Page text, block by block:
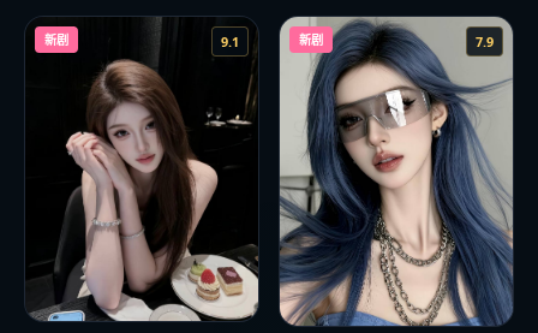
新剧 9.1 新剧 7.9